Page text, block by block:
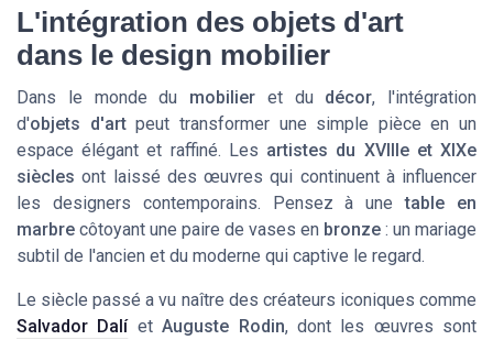
L'intégration des objets d'art
dans le design mobilier
Dans le monde du mobilier et du décor, l'intégration
d'objets d'artpeut transformer une simple pièce en un
espace élégant et raffiné. Les artistes du XVIIIe et XIXe
siècles ont laissé des œuvres qui continuent à influencer
les designers contemporains. Pensez à unetable en
marbre côtoyant une paire de vases en bronze : un mariage
subtil de l'ancien et du moderne qui captive le regard.
Le siècle passé a vu naître des créateurs iconiques comme
Salvador DalíetAuguste Rodin, dont les œuvres sont